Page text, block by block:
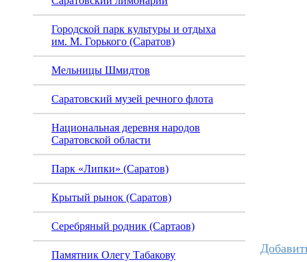
Городской парк культуры и отдыха
им. М. Горького (Саратов)
Мельницы Шмидтов
Саратовский музей речного флота
Национальная деревня народов
Саратовской области
Парк «Липки» (Саратов)
Крытый рынок (Саратов)
Серебряный родник (Сартаов)
Памятник Олегу Табакову